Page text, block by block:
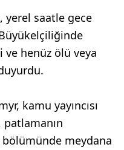
yerel saatle gece
Büyükelçiliğinde
henüz ölü veya
kamu yayıncısı
patlamanın
meydana